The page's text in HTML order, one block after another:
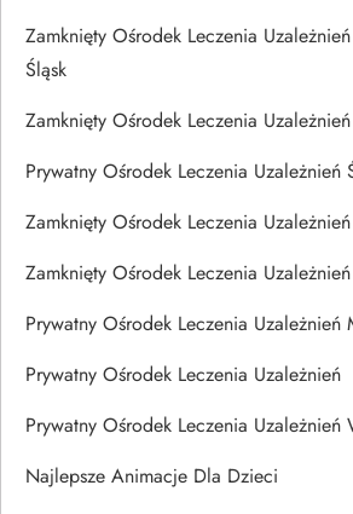
Zamknięty Ośrodek Leczenia
Śląsk
Zamknięty Ośrodek Leczenia
Prywatny Ośrodek Leczenia Uzależnień
Zamknięty Ośrodek Leczenia
Zamknięty Ośrodek Leczenia
Prywatny Ośrodek Leczenia Uzależnień
Prywatny Ośrodek Leczenia Uzależnień
Prywatny Ośrodek Leczenia Uzależnień
Najlepsze Animacje Dla Dzieci